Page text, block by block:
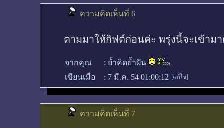
ความคิดเห็นที่ 6
ตามมาให้กิฟต์ก่อนค่ะ พรุ่งนี้จะเข้าม
จากคุณ : ย้ำคิดย้ำฝัน
เขียนเมื่อ
: 7 มี.ค. 54 01:00:12
ความคิดเห็นที่ 7